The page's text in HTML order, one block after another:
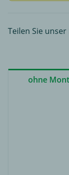
Teilen Sie
ohne